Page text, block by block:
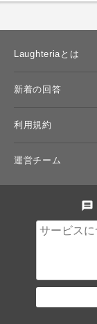
Laughteriaとは
新着の回答
利用規約
運営チーム
message